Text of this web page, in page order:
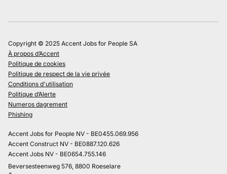
Copyright © 2025 Accent Jobs for People SA
À propos d’Accent
Politique de cookies
Politique de respect de la vie privée
Conditions d'utilisation
Politique d’Alerte
Numeros dagrement
Phishing
Accent Jobs for People NV - BE0455.069.956
Accent Construct NV - BE0887.120.626
Accent Jobs NV - BE0654.755.146
Beversesteenweg 576, 8800 Roeselare